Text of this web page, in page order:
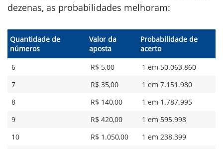
dezenas, as probabilidades melhoram:
Quantidade de
números
Valor da
aposta
Probabilidade de
acerto
6
R$ 5,00
1 em 50.063.860
7
R$ 35,00
1 em 7.151.980
8
R$ 140,00
1 em 1.787.995
9
R$ 420,00
1 em 595.998
10
R$ 1.050,00
1 em 238.399